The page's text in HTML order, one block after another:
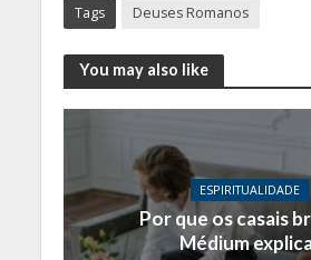
Tags Deuses Romanos
You may also like
ESPIRITUALIDADE
Por que os casais
Médium